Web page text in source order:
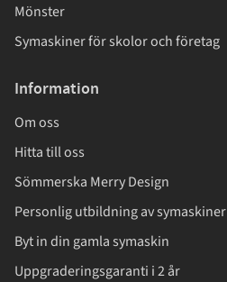
Mönster
Symaskiner för skolor och företag
Information
Om oss
Hitta till oss
Sömmerska Merry Design
Personlig utbildning av symaskiner
Byt in din gamla symaskin
Uppgraderingsgaranti i 2 år